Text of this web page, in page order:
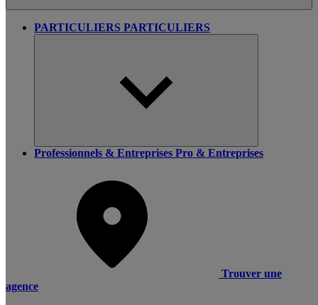
PARTICULIERS PARTICULIERS
Professionnels & Entreprises Pro & Entreprises
Trouver une
agence